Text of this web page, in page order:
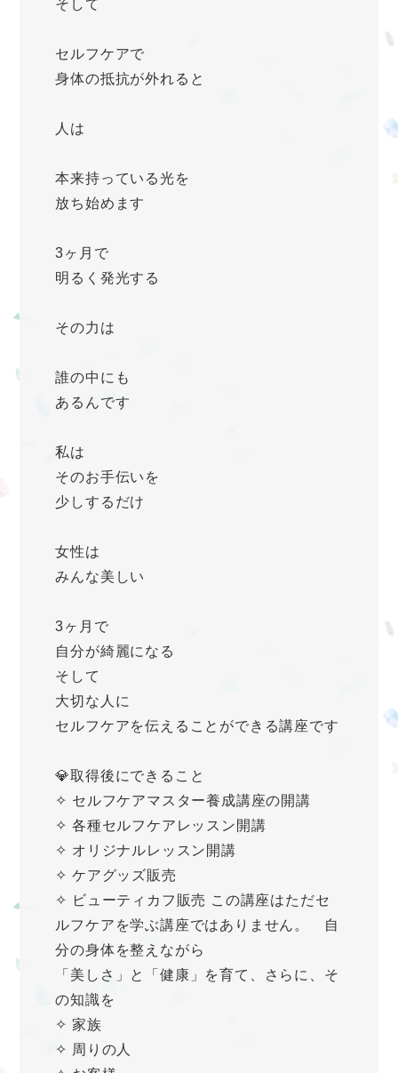
そして
セルフケアで
身体の抵抗が外れると
人は
本来持っている光を
放ち始めます
3ヶ月で
明るく発光する
その力は
誰の中にも
あるんです
私は
そのお手伝いを
少しするだけ
女性は
みんな美しい
3ヶ月で
自分が綺麗になる
そして
大切な人に
セルフケアを伝えることができる講座です
💎取得後にできること
✧ セルフケアマスター養成講座の開講
✧ 各種セルフケアレッスン開講
✧ オリジナルレッスン開講
✧ ケアグッズ販売
✧ ビューティカフ販売 この講座はただセ
ルフケアを学ぶ講座ではありません。 自
分の身体を整えながら
「美しさ」と「健康」を育て、さらに、そ
の知識を
✧ 家族
✧ 周りの人